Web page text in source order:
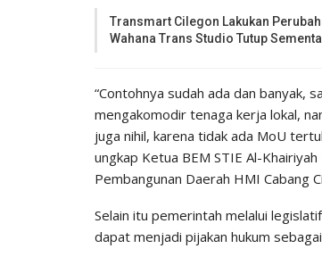
Transmart Cilegon Lakukan
Wahana Trans Studio Tutup
“Contohnya sudah ada dan banyak,
mengakomodir tenaga kerja lokal,
juga nihil, karena tidak ada MoU
ungkap Ketua BEM STIE Al-
Pembangunan Daerah HMI Cabang
Selain itu pemerintah melalui
dapat menjadi pijakan hukum